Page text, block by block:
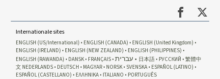
Internationale sites
ENGLISH (US/International) ENGLISH (CANADA)
ENGLISH (United Kingdom)
ENGLISH (IRELAND)
ENGLISH (NEW ZEALAND)
ENGLISH (PHILIPPINES)
ENGLISH (RAWANDA)
DANSK FRANÇAIS עברית 日本語 РУССКИЙ
繁體中
文 NEDERLANDS DEUTSCH MAGYAR NORSK SVENSKA ESPAÑOL (LATINO)
ESPAÑOL (CASTELLANO)
ΕΛΛΗΝΙΚA ITALIANO PORTUGUÊS